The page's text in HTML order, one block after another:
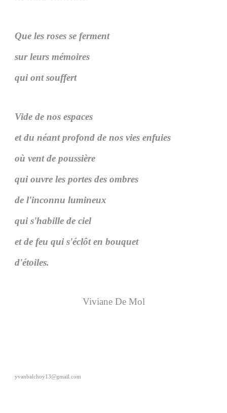
Que les roses se ferment
sur leurs mémoires
qui ont souffert
Vide de nos espaces
et du néant profond de nos vies enfuies
où vent de poussière
qui ouvre les portes des ombres
de l'inconnu lumineux
qui s'habille de ciel
et de feu qui s'éclôt en bouquet
d'étoiles.
Viviane De Mol
yvanbalchoy13@gmail.com